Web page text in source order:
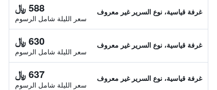
غرفة قياسية، نوع السرير غير معروف 588 ﷼
سعر الليلة شامل الرسوم
غرفة قياسية، نوع السرير غير معروف 630 ﷼
سعر الليلة شامل الرسوم
غرفة قياسية، نوع السرير غير معروف 637 ﷼
سعر الليلة شامل الرسوم